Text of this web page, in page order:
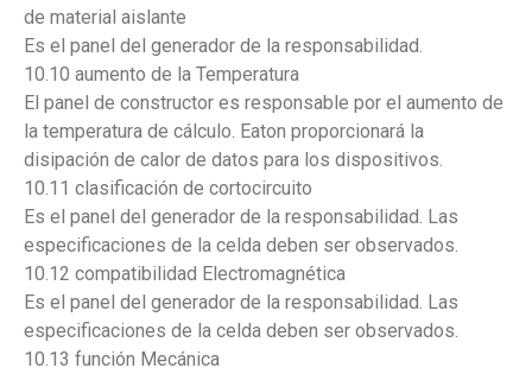
de material aislante
Es el panel del generador de la responsabilidad.
10.10 aumento de la Temperatura
El panel de constructor es responsable por el aumento de
la temperatura de cálculo. Eaton proporcionará la
disipación de calor de datos para los dispositivos.
10.11 clasificación de cortocircuito
Es el panel del generador de la responsabilidad. Las
especificaciones de la celda deben ser observados.
10.12 compatibilidad Electromagnética
Es el panel del generador de la responsabilidad. Las
especificaciones de la celda deben ser observados.
10.13 función Mecánica